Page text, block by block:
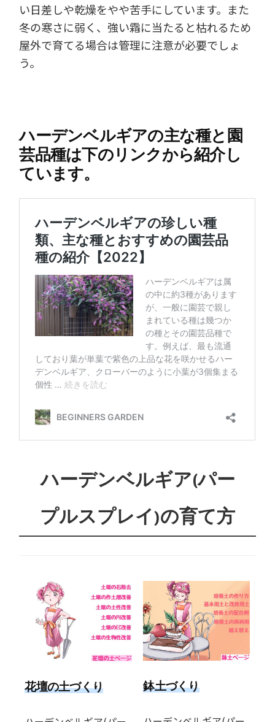
い日差しや乾燥をやや苦手にしています。また
冬の寒さに弱く、強い霜に当たると枯れるため
屋外で育てる場合は管理に注意が必要でしょ
う。
ハーデンベルギアの主な種と園
芸品種は下のリンクから紹介し
ています。
ハーデンベルギア(パー
プルスプレイ)の育て方
花壇の土づくり 鉢土づくり